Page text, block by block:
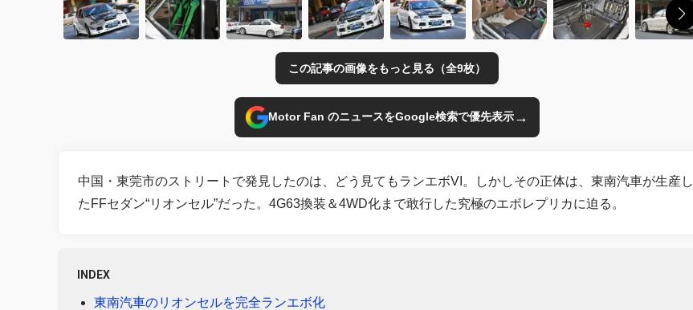
この記事の画像をもっと見る（全9枚）
Motor Fan のニュースをGoogle検索で優先表示→
中国・東莞市のストリートで発見したのは、どう見てもランエボVI。しかしその正体は、東南汽車が生産し
たFFセダン“リオンセル”だった。4G63換装＆4WD化まで敢行した究極のエボレプリカに迫る。
INDEX
東南汽車のリオンセルを完全ランエボ化